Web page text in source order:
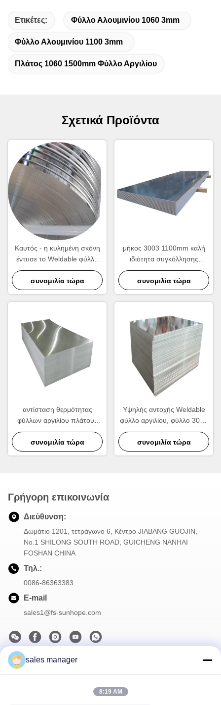
Ετικέτες: Φύλλο Αλουμινίου 1060 3mm
Φύλλο Αλουμινίου 1100 3mm
Πλάτος 1060 1500mm Φύλλο Αργιλίου
Σχετικά Προϊόντα
Καυτός - η κυλημένη σκόνη
έντυσε το Weldable φύλλο
αργιλίου 3003 στη σπείρα
συνομιλία τώρα
μήκος 3003 1100mm καλή
ιδιότητα συγκόλλησης
φύλλων αλουμινίου βαθμού
αλουμινίου
συνομιλία τώρα
αντίσταση θερμότητας
φύλλων αργιλίου πλάτους
3mm πυκνά 1500mm
συνομιλία τώρα
Υψηλής αντοχής Weldable
φύλλο αργιλίου, φύλλο 3003
αλουμινίου
συνομιλία τώρα
Γρήγορη επικοινωνία
Διεύθυνση:
Δωμάτιο 1201, τετράγωνο 6, Κέντρο JIABANG GUOJIN,
Νο.1 SHILONG SOUTH ROAD, GUICHENG NANHAI
FOSHAN CHINA
Τηλ.:
0086-86363383
E-mail
sales1@fs-sunhope.com
Το Δελτίο Ενημέρωσης
sales manager
8:19 AM